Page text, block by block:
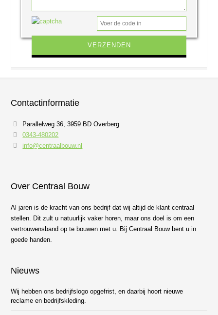
Gelieve dit veld leeg te laten.
Contactinformatie
Parallelweg 36, 3959 BD Overberg
0343-480202
info@centraalbouw.nl
Over Centraal Bouw
Al jaren is de kracht van ons bedrijf dat wij altijd de klant centraal
stellen. Dit zult u natuurlijk vaker horen, maar ons doel is om een
vertrouwensband op te bouwen met u. Bij Centraal Bouw bent u in
goede handen.
Nieuws
Wij hebben ons bedrijfslogo opgefrist, en daarbij hoort nieuwe
reclame en bedrijfskleding.